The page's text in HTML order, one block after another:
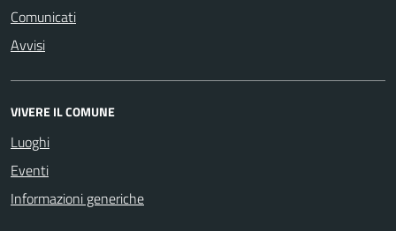
Comunicati
Avvisi
VIVERE IL COMUNE
Luoghi
Eventi
Informazioni generiche